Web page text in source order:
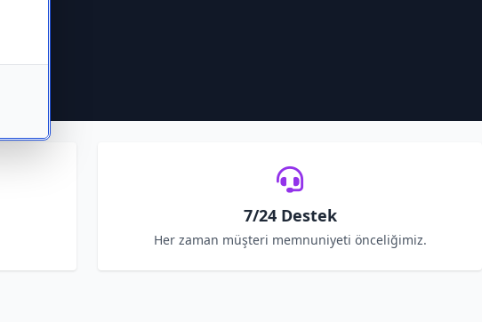
7/24 Destek
Her zaman müşteri memnuniyeti önceliğimiz.